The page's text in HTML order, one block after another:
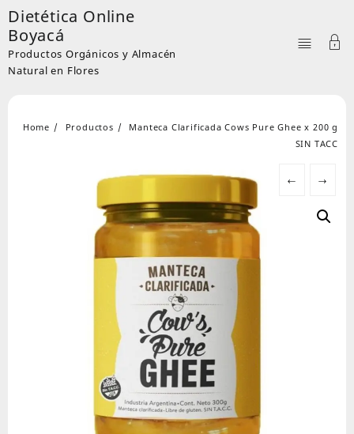
Skip
to
content
Dietética Online
Boyacá
Productos Orgánicos y Almacén
Natural en Flores
Home Productos
Manteca Clarificada Cows Pure Ghee x 200 g
SIN TACC
← →